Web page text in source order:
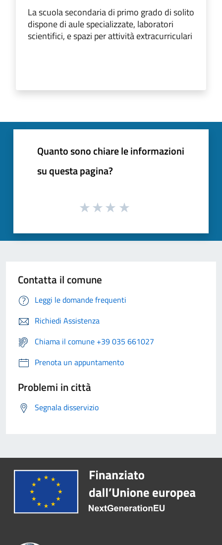
La scuola secondaria di primo grado di solito
dispone di aule specializzate, laboratori
scientifici, e spazi per attività extracurriculari
Quanto sono chiare le informazioni
su questa pagina?
Contatta il comune
Leggi le domande frequenti
Richiedi Assistenza
Chiama il comune +39 035 661027
Prenota un appuntamento
Problemi in città
Segnala disservizio